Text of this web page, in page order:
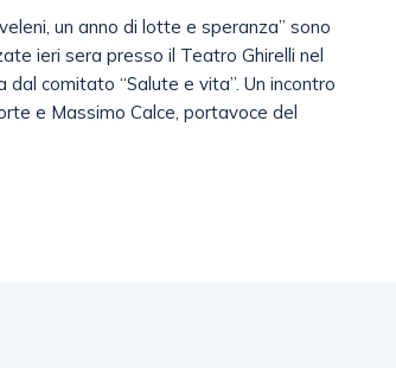
un anno di lotte e speranza” sono
ieri sera presso il Teatro Ghirelli nel
comitato “Salute e vita”. Un incontro
e Massimo Calce, portavoce del